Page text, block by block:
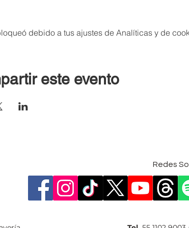
debido a tus ajustes de Analíticas y de
este evento
Redes